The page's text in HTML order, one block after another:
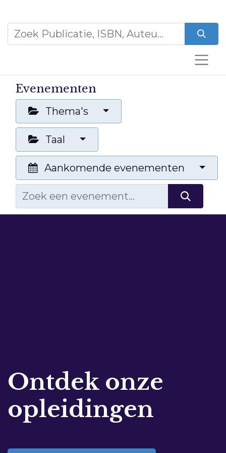
Evenementen
Thema's
Taal
Aankomende evenementen
Ontdek onze
opleidingen